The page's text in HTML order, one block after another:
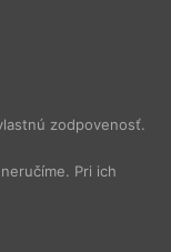
zodpovenosť.
Pri ich